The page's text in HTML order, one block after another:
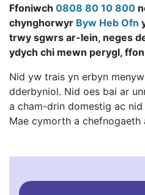
Ffoniwch 0808 80 10 800
chynghorwyr Byw Heb Ofn
trwy sgwrs ar-lein, neges
ydych chi mewn perygl,
Nid yw trais yn erbyn
dderbyniol. Nid oes bai ar
a cham-drin domestig ac
Mae cymorth a chefnogaeth